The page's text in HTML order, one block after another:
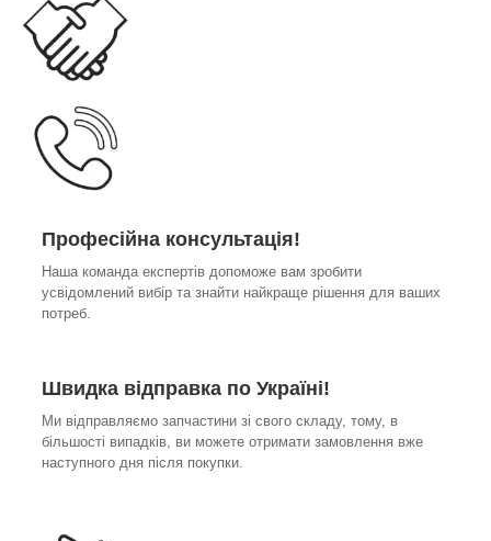
Професійна консультація!
Наша команда експертів допоможе вам зробити
усвідомлений вибір та знайти найкраще рішення для ваших
потреб.
Швидка відправка по Україні!
Ми відправляємо запчастини зі свого складу, тому, в
більшості випадків, ви можете отримати замовлення вже
наступного дня після покупки.